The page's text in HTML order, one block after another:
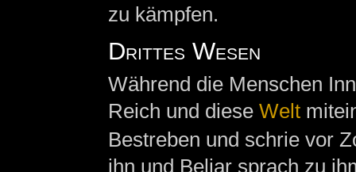
zu kämpfen.
Drittes Wesen
Während die Menschen
Reich und diese Welt
Bestreben und schrie vor
ihn und Beliar sprach zu